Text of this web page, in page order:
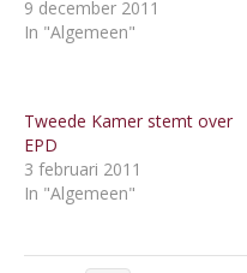
9 december 2011
In "Algemeen"
Tweede Kamer stemt over
EPD
3 februari 2011
In "Algemeen"